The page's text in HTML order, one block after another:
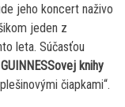
jeho koncert naživo
jeden z
leta. Súčasťou
GUINNESSovej knihy
čiapkami“.